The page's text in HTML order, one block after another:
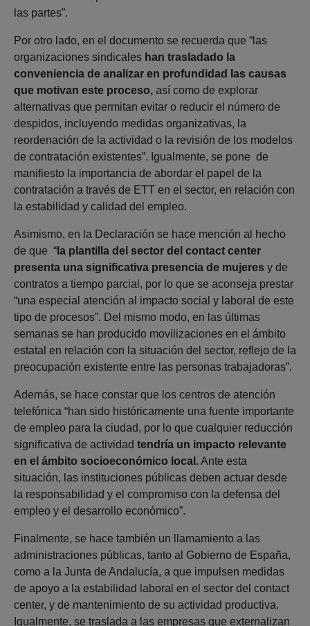
las partes”.
Por otro lado, en el documento se recuerda que “las
organizaciones sindicales han trasladado la
conveniencia de analizar en profundidad las causas
que motivan este proceso, así como de explorar
alternativas que permitan evitar o reducir el número de
despidos, incluyendo medidas organizativas, la
reordenación de la actividad o la revisión de los modelos
de contratación existentes”. Igualmente, se pone de
manifiesto la importancia de abordar el papel de la
contratación a través de ETT en el sector, en relación con
la estabilidad y calidad del empleo.
Asimismo, en la Declaración se hace mención al hecho
de que “ la plantilla del sector del contact center
presenta una significativa presencia de mujeres y de
contratos a tiempo parcial, por lo que se aconseja prestar
“una especial atención al impacto social y laboral de este
tipo de procesos”. Del mismo modo, en las últimas
semanas se han producido movilizaciones en el ámbito
estatal en relación con la situación del sector, reflejo de la
preocupación existente entre las personas trabajadoras”.
Además, se hace constar que los centros de atención
telefónica “han sido históricamente una fuente importante
de empleo para la ciudad, por lo que cualquier reducción
significativa de actividad tendría un impacto relevante
en el ámbito socioeconómico local.Ante esta
situación, las instituciones públicas deben actuar desde
la responsabilidad y el compromiso con la defensa del
empleo y el desarrollo económico”.
Finalmente, se hace también un llamamiento a las
administraciones públicas, tanto al Gobierno de España,
como a la Junta de Andalucía, a que impulsen medidas
de apoyo a la estabilidad laboral en el sector del contact
center, y de mantenimiento de su actividad productiva.
Igualmente, se traslada a las empresas que externalizan